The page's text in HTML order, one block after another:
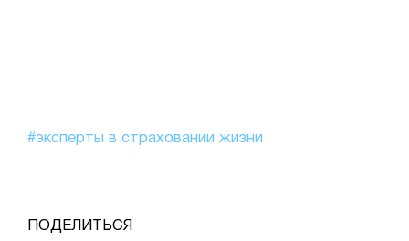
#эксперты в страховании жизни
ПОДЕЛИТЬСЯ